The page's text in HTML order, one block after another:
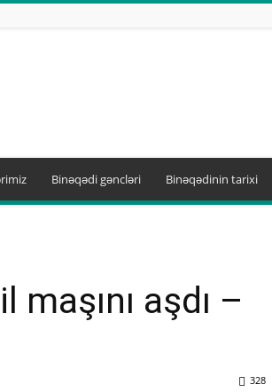
Binəqədi gəncləri Binəqədinin tarixi
aşdı –
328